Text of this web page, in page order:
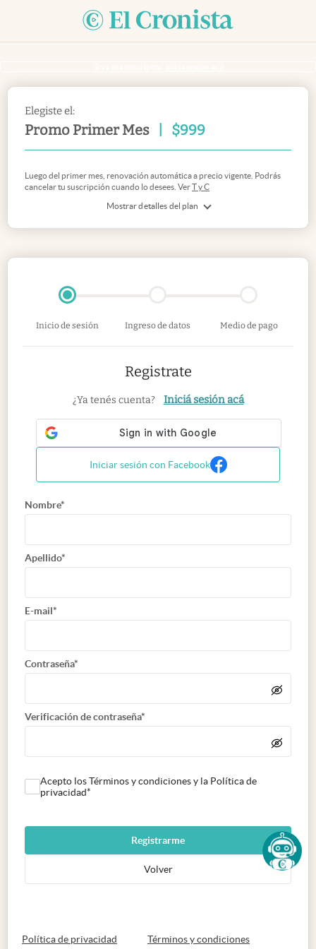
Elegiste el:
Promo Primer Mes $999
Mostrar detalles del plan
Luego del primer mes, renovación automática a precio vigente. Podrás
cancelar tu suscripción cuando lo desees. VerT y C
Inicio de sesión Ingreso de datos Medio de pago
Registrate
¿Ya tenés cuenta? Iniciá sesión acá
Iniciar sesión con Facebook
Nombre*
Apellido*
E-mail*
Contraseña*
Verificación de contraseña*
Acepto los Términos y condiciones y la Política de
privacidad*
Registrarme
Volver
Política de privacidad abre en nueva pestaña
Términos y condicionesabre en nueva